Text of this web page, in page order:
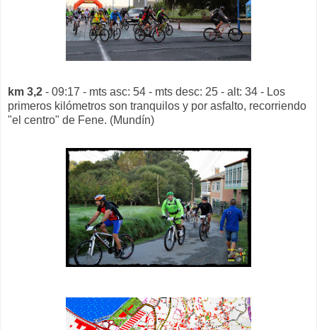
km 3,2 - 09:17 - mts asc: 54 - mts desc: 25 - alt: 34 - Los
primeros kilómetros son tranquilos y por asfalto, recorriendo
"el centro" de Fene. (Mundín)